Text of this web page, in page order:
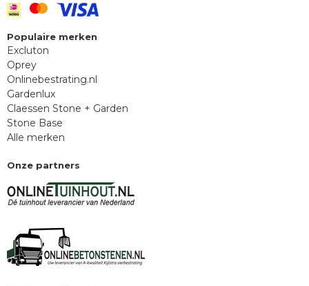
Populaire merken
Excluton
Oprey
Onlinebestrating.nl
Gardenlux
Claessen Stone + Garden
Stone Base
Alle merken
Onze partners